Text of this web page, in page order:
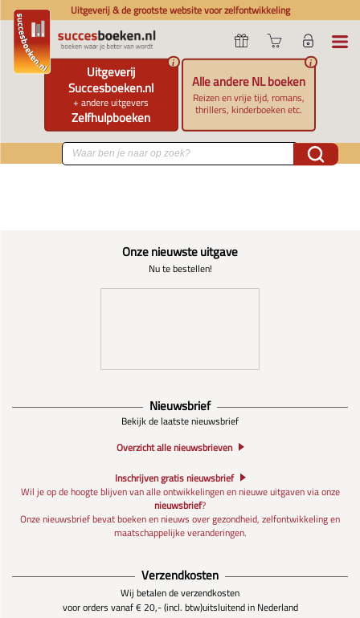
Uitgeverij & de grootste website voor zelfontwikkeling
Uitgeverij
Succesboeken.nl
+ andere uitgevers
Zelfhulpboeken
i
Alle andere NL boeken
Reizen en vrije tijd, romans,
thrillers, kinderboeken etc.
i
Onze nieuwste uitgave
Nu te bestellen!
Nieuwsbrief
Bekijk de laatste nieuwsbrief
Overzicht alle nieuwsbrieven
Inschrijven gratis nieuwsbrief
Wil je op de hoogte blijven van alle ontwikkelingen en nieuwe uitgaven via onze
nieuwsbrief?
Onze nieuwsbrief bevat boeken en nieuws over gezondheid, zelfontwikkeling en
maatschappelijke veranderingen.
Verzendkosten
Wij betalen de verzendkosten
voor orders vanaf € 20,- (incl. btw)uitsluitend in Nederland